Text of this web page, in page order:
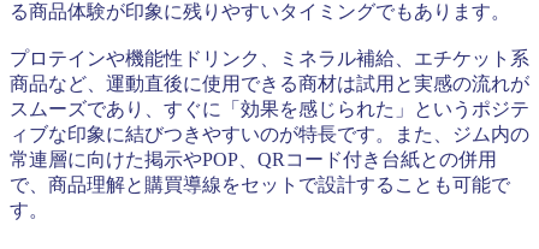
る商品体験が印象に残りやすいタイミングでもあります。
プロテインや機能性ドリンク、ミネラル補給、エチケット系
商品など、運動直後に使用できる商材は試用と実感の流れが
スムーズであり、すぐに「効果を感じられた」というポジテ
ィブな印象に結びつきやすいのが特長です。また、ジム内の
常連層に向けた掲示やPOP、QRコード付き台紙との併用
で、商品理解と購買導線をセットで設計することも可能で
す。